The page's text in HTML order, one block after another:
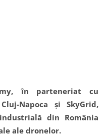
în parteneriat cu
Napoca și SkyGrid,
din România
ale dronelor.